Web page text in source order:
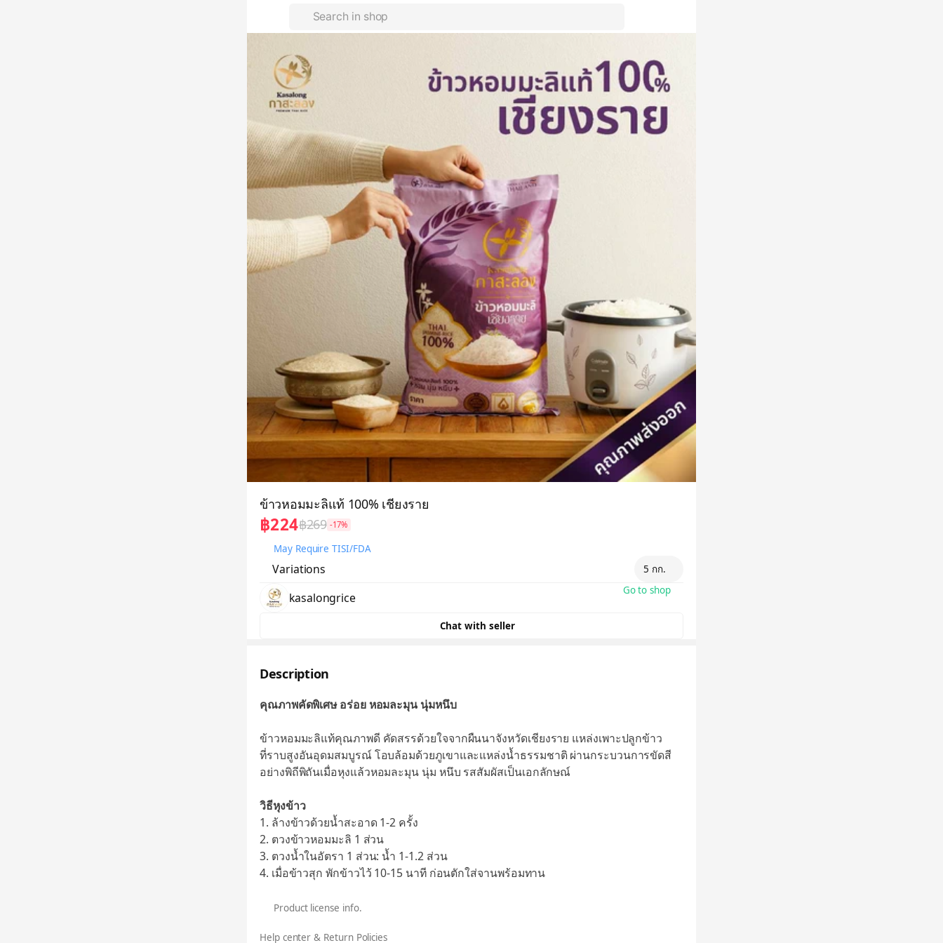
ข้าวหอมมะลิแท้ 100% เชียงราย
฿224฿269 -17%
May Require TISI/FDA
Variations 5 กก.
kasalongrice Go to shop
Chat with seller
Description
คุณภาพคัดพิเศษ อร่อย หอมละมุน นุ่มหนึบ
ข้าวหอมมะลิแท้คุณภาพดี คัดสรรด้วยใจจากผืนนาจังหวัดเชียงราย แหล่งเพาะปลูกข้าว
ที่ราบสูงอันอุดมสมบูรณ์ โอบล้อมด้วยภูเขาและแหล่งน้ำธรรมชาติ ผ่านกระบวนการขัดสี
อย่างพิถีพิถันเมื่อหุงแล้วหอมละมุน นุ่ม หนึบ รสสัมผัสเป็นเอกลักษณ์
วิธีหุงข้าว
1. ล้างข้าวด้วยน้ำสะอาด 1-2 ครั้ง
2. ตวงข้าวหอมมะลิ 1 ส่วน
3. ตวงน้ำในอัตรา 1 ส่วน: น้ำ 1-1.2 ส่วน
4. เมื่อข้าวสุก พักข้าวไว้ 10-15 นาที ก่อนตักใส่จานพร้อมทาน
Product license info.
Help center & Return Policies